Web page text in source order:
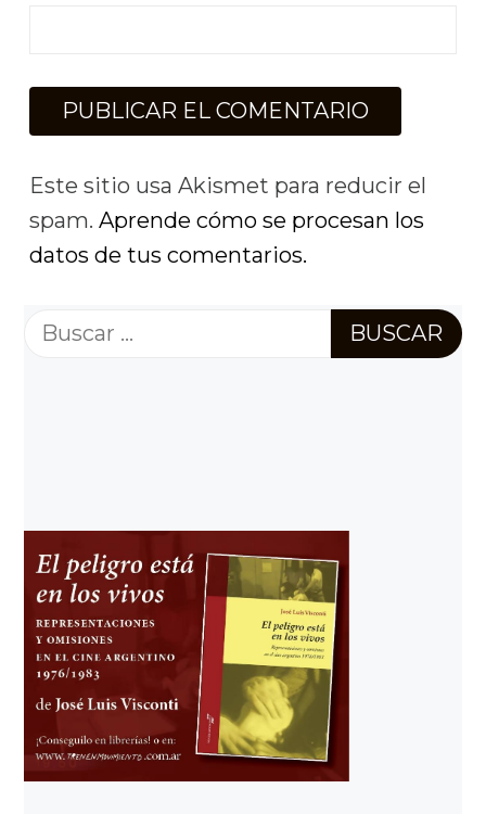
Este sitio usa Akismet para reducir el
spam. Aprende cómo se procesan los
datos de tus comentarios.
Buscar: